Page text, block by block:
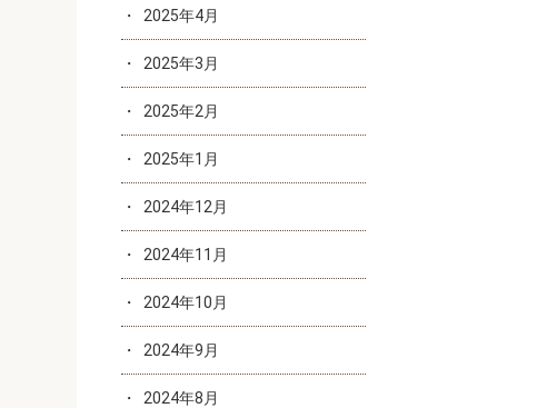
2025年4月
2025年3月
2025年2月
2025年1月
2024年12月
2024年11月
2024年10月
2024年9月
2024年8月